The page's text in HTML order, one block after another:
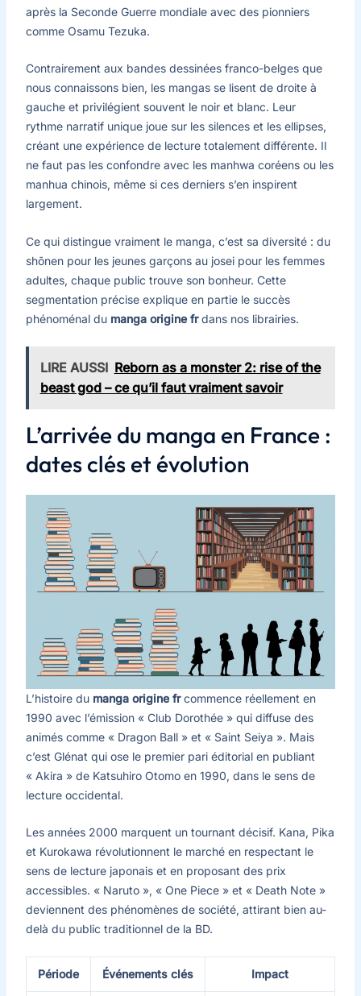
après la Seconde Guerre mondiale avec des pionniers
comme Osamu Tezuka.
Contrairement aux bandes dessinées franco-belges que
nous connaissons bien, les mangas se lisent de droite à
gauche et privilégient souvent le noir et blanc. Leur
rythme narratif unique joue sur les silences et les ellipses,
créant une expérience de lecture totalement différente. Il
ne faut pas les confondre avec les manhwa coréens ou les
manhua chinois, même si ces derniers s’en inspirent
largement.
Ce qui distingue vraiment le manga, c’est sa diversité : du
shōnen pour les jeunes garçons au josei pour les femmes
adultes, chaque public trouve son bonheur. Cette
segmentation précise explique en partie le succès
phénoménal du manga origine frdans nos librairies.
LIRE AUSSI Reborn as a monster 2: rise of the
beast god – ce qu’il faut vraiment savoir
L’arrivée du manga en France :
dates clés et évolution
L’histoire du manga origine frcommence réellement en
1990 avec l’émission « Club Dorothée » qui diffuse des
animés comme « Dragon Ball » et « Saint Seiya ». Mais
c’est Glénat qui ose le premier pari éditorial en publiant
« Akira » de Katsuhiro Otomo en 1990, dans le sens de
lecture occidental.
Les années 2000 marquent un tournant décisif. Kana, Pika
et Kurokawa révolutionnent le marché en respectant le
sens de lecture japonais et en proposant des prix
accessibles. « Naruto », « One Piece » et « Death Note »
deviennent des phénomènes de société, attirant bien au-
delà du public traditionnel de la BD.
Période Événements clés Impact